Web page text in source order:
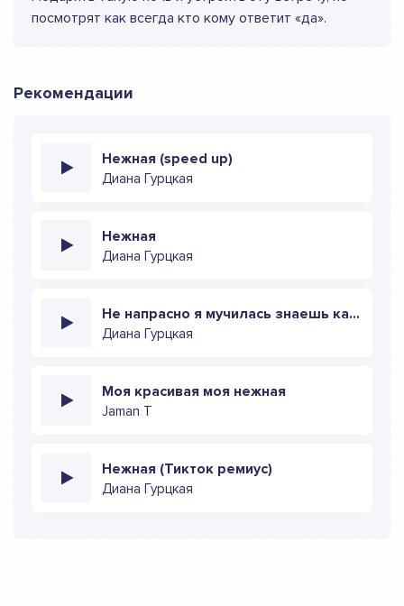
посмотрят как всегда кто кому ответит «да».
Рекомендации
Нежная (speed up)
Диана Гурцкая
Нежная
Диана Гурцкая
Не напрасно я мучилась знаешь как соскучилась
Диана Гурцкая
Моя красивая моя нежная
Jaman T
Нежная (Тикток ремиус)
Диана Гурцкая